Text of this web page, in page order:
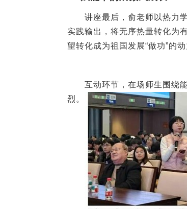
讲座最后，俞老师以热力
实践输出，将无序热量转化为
望转化成为祖国发展“做功”的动
互动环节，在场师生围绕
烈。